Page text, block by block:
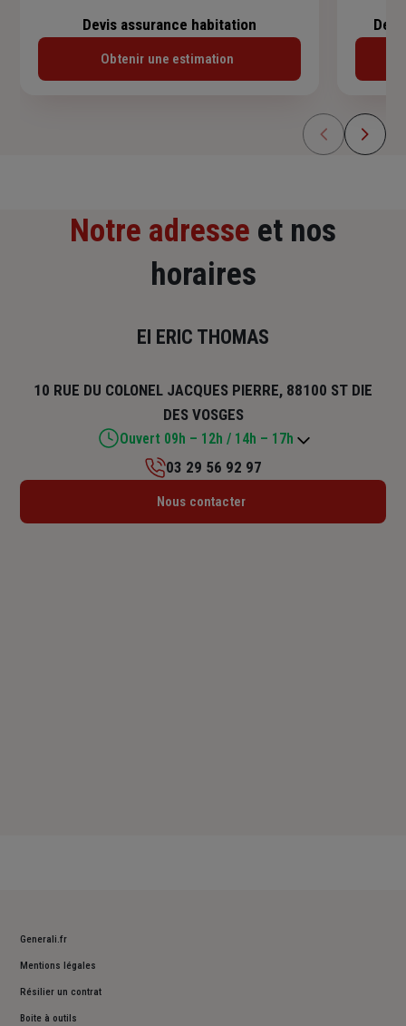
Devis assurance habitation
Obtenir une estimation
Notre adresse et nos
horaires
EI ERIC THOMAS
10 RUE DU COLONEL JACQUES PIERRE, 88100 ST DIE
DES VOSGES
Ouvert 09h – 12h / 14h – 17h
Lundi : 09h – 12h / 14h – 17h
03 29 56 92 97
Nous contacter
Generali.fr
Mentions légales
Résilier un contrat
Boite à outils